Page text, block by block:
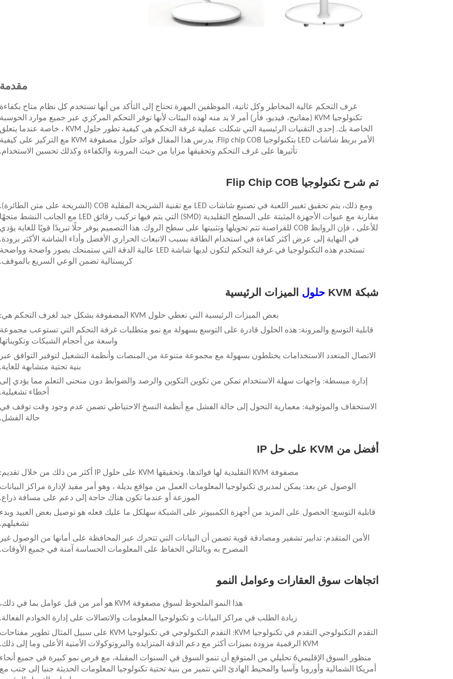
مقدمة
غرف التحكم عالية المخاطر وكل ثانية، الموظفين المهرة تحتاج إلى التأكد من أنها تستخدم كل نظام متاح بكفاءة
تكنولوجيا KVM (مفاتيح، فيديو، فأر) أمر لا بد منه لهذه البيئات لأنها توفر التحكم المركزي عبر جميع موارد الحوسبة
الخاصة بك. إحدى التقنيات الرئيسية التي شكلت عملية غرفة التحكم هي كيفية تطور حلول KVM ، خاصة عندما يتعلق
الأمر بربط شاشات LED بتكنولوجيا Flip chip COB. يدرس هذا المقال فوائد حلول مصفوفة KVM مع التركيز على كيفية
تأثيرها على غرف التحكم وتحقيقها مزايا من حيث المرونة والكفاءة وكذلك تحسين الاستخدام.
تم شرح تكنولوجيا Flip Chip COB
ومع ذلك، يتم تحقيق تغيير اللعبة في تصنيع شاشات LED مع تقنية الشريحة المقلبة COB (الشريحة على متن الطائرة).
مقارنة مع عبوات الأجهزة المثبتة على السطح التقليدية (SMD) التي يتم فيها تركيب رقائق LED مع الجانب النشط متجهًا
للأعلى ، فإن الروابط COB للقراصنة تتم تحويلها وتثبيتها على سطح الروك. هذا التصميم يوفر حلًا تبريدًا قويًا للغاية يؤدي
في النهاية إلى عرض أكثر كفاءة في استخدام الطاقة بسبب الانبعاث الحراري الأفضل وأداء الشاشة الأكثر برودة.
تستخدم هذه التكنولوجيا في غرفة التحكم لتكون لديها شاشة LED عالية الدقة التي ستمنحك بصور واضحة وواضحة
كريستالية تضمن الوعي السريع بالموقف.
شبكة KVM حلول الميزات الرئيسية
بعض الميزات الرئيسية التي تعطي حلول KVM المصفوفة بشكل جيد لغرف التحكم هي:
قابلية التوسع والمرونة: هذه الحلول قادرة على التوسع بسهولة مع نمو متطلبات غرفة التحكم التي تستوعب مجموعة
واسعة من أحجام الشبكات وتكويناتها
الاتصال المتعدد الاستخدامات يختلطون بسهولة مع مجموعة متنوعة من المنصات وأنظمة التشغيل لتوفير التوافق عبر
بنية تحتية متشابهة للغاية.
إدارة مبسطة: واجهات سهلة الاستخدام تمكن من تكوين التكوين والرصد والضوابط دون منحنى التعلم مما يؤدي إلى
أخطاء تشغيلية.
الاستخفاف والموثوقية: معمارية التحول إلى حالة الفشل مع أنظمة النسخ الاحتياطي تضمن عدم وجود وقت توقف في
حالة الفشل.
أفضل من KVM على حل IP
مصفوفة KVM التقليدية لها فوائدها، وتحقيقها KVM على حلول IP أكثر من ذلك من خلال تقديم:
الوصول عن بعد: يمكن لمديري تكنولوجيا المعلومات العمل من مواقع بديلة ، وهو أمر مفيد لإدارة مراكز البيانات
الموزعة أو عندما تكون هناك حاجة إلى دعم على مسافة ذراع.
قابلية التوسع: الحصول على المزيد من أجهزة الكمبيوتر على الشبكة سهلكل ما عليك فعله هو توصيل بعض العبيد وبدء
تشغيلهم.
الأمن المتقدم: تدابير تشفير ومصادقة قوية تضمن أن البيانات التي تتحرك عبر المحافظة على أمانها من الوصول غير
المصرح به وبالتالي الحفاظ على المعلومات الحساسة آمنة في جميع الأوقات.
اتجاهات سوق العقارات وعوامل النمو
هذا النمو الملحوظ لسوق مصفوفة KVM هو أمر من قبل عوامل بما في ذلك،
زيادة الطلب في مراكز البيانات و تكنولوجيا المعلومات والاتصالات على إدارة الخوادم الفعالة.
التقدم التكنولوجي التقدم في تكنولوجيا KVM: التقدم التكنولوجي في تكنولوجيا KVM على سبيل المثال تطوير مفتاحات
KVM الرقمية مزودة بميزات أكثر مع دعم الدقة المتزايدة والبروتوكولات الأمنية الأعلى وما إلى ذلك.
منظور السوق الإقليمي6
تحليلي من المتوقع أن تنمو السوق في السنوات المقبلة، مع فرص نمو كبيرة في جميع أنحاء
أمريكا الشمالية وأوروبا وآسيا والمحيط الهادئ التي تتميز من بنية تحتية تكنولوجيا المعلومات الحديثة جنبا إلى جنب مع